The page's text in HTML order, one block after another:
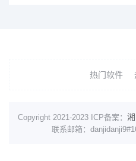
热门软件
Copyright 2021-2023 ICP备案：
联系邮箱：